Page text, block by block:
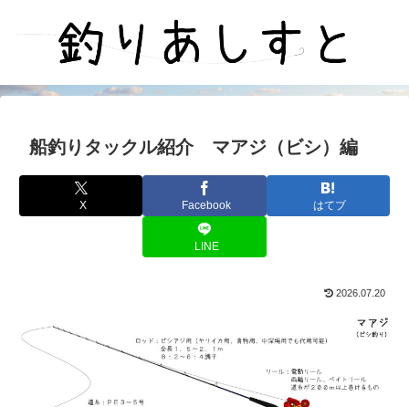
船釣りタックル紹介 マアジ（ビシ）編
X Facebook はてブ
LINE
2026.07.20